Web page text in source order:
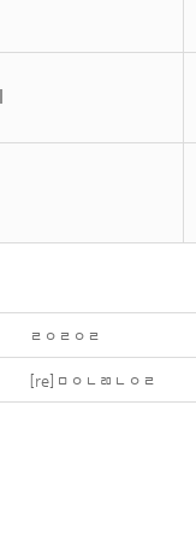
ㄹㅇㄹㅇㄹ
[re]ㅁㅇㄴㄻㄴㅇㄹ